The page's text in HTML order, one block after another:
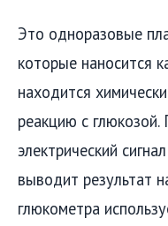
Это одноразовые
которые наносится
находится
реакцию с
электрический
выводит результат
глюкометра